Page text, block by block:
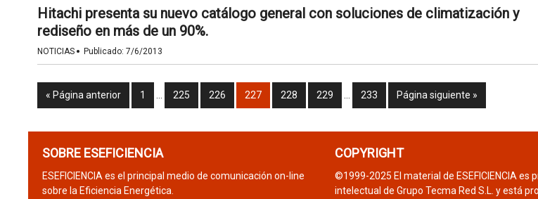
Hitachi presenta su nuevo catálogo general con soluciones de climatización y
rediseño en más de un 90%.
NOTICIAS · Publicado: 7/6/2013
« Página anterior 1 225 226 227 228 229 233 Página siguiente »
SOBRE ESEFICIENCIA
ESEFICIENCIA es el principal medio de comunicación on-line
sobre la Eficiencia Energética.
COPYRIGHT
©1999-2025 El material de ESEFICIENCIA es
intelectual de Grupo Tecma Red S.L. y está